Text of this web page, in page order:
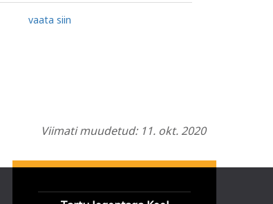
vaata siin
Viimati muudetud: 11. okt. 2020